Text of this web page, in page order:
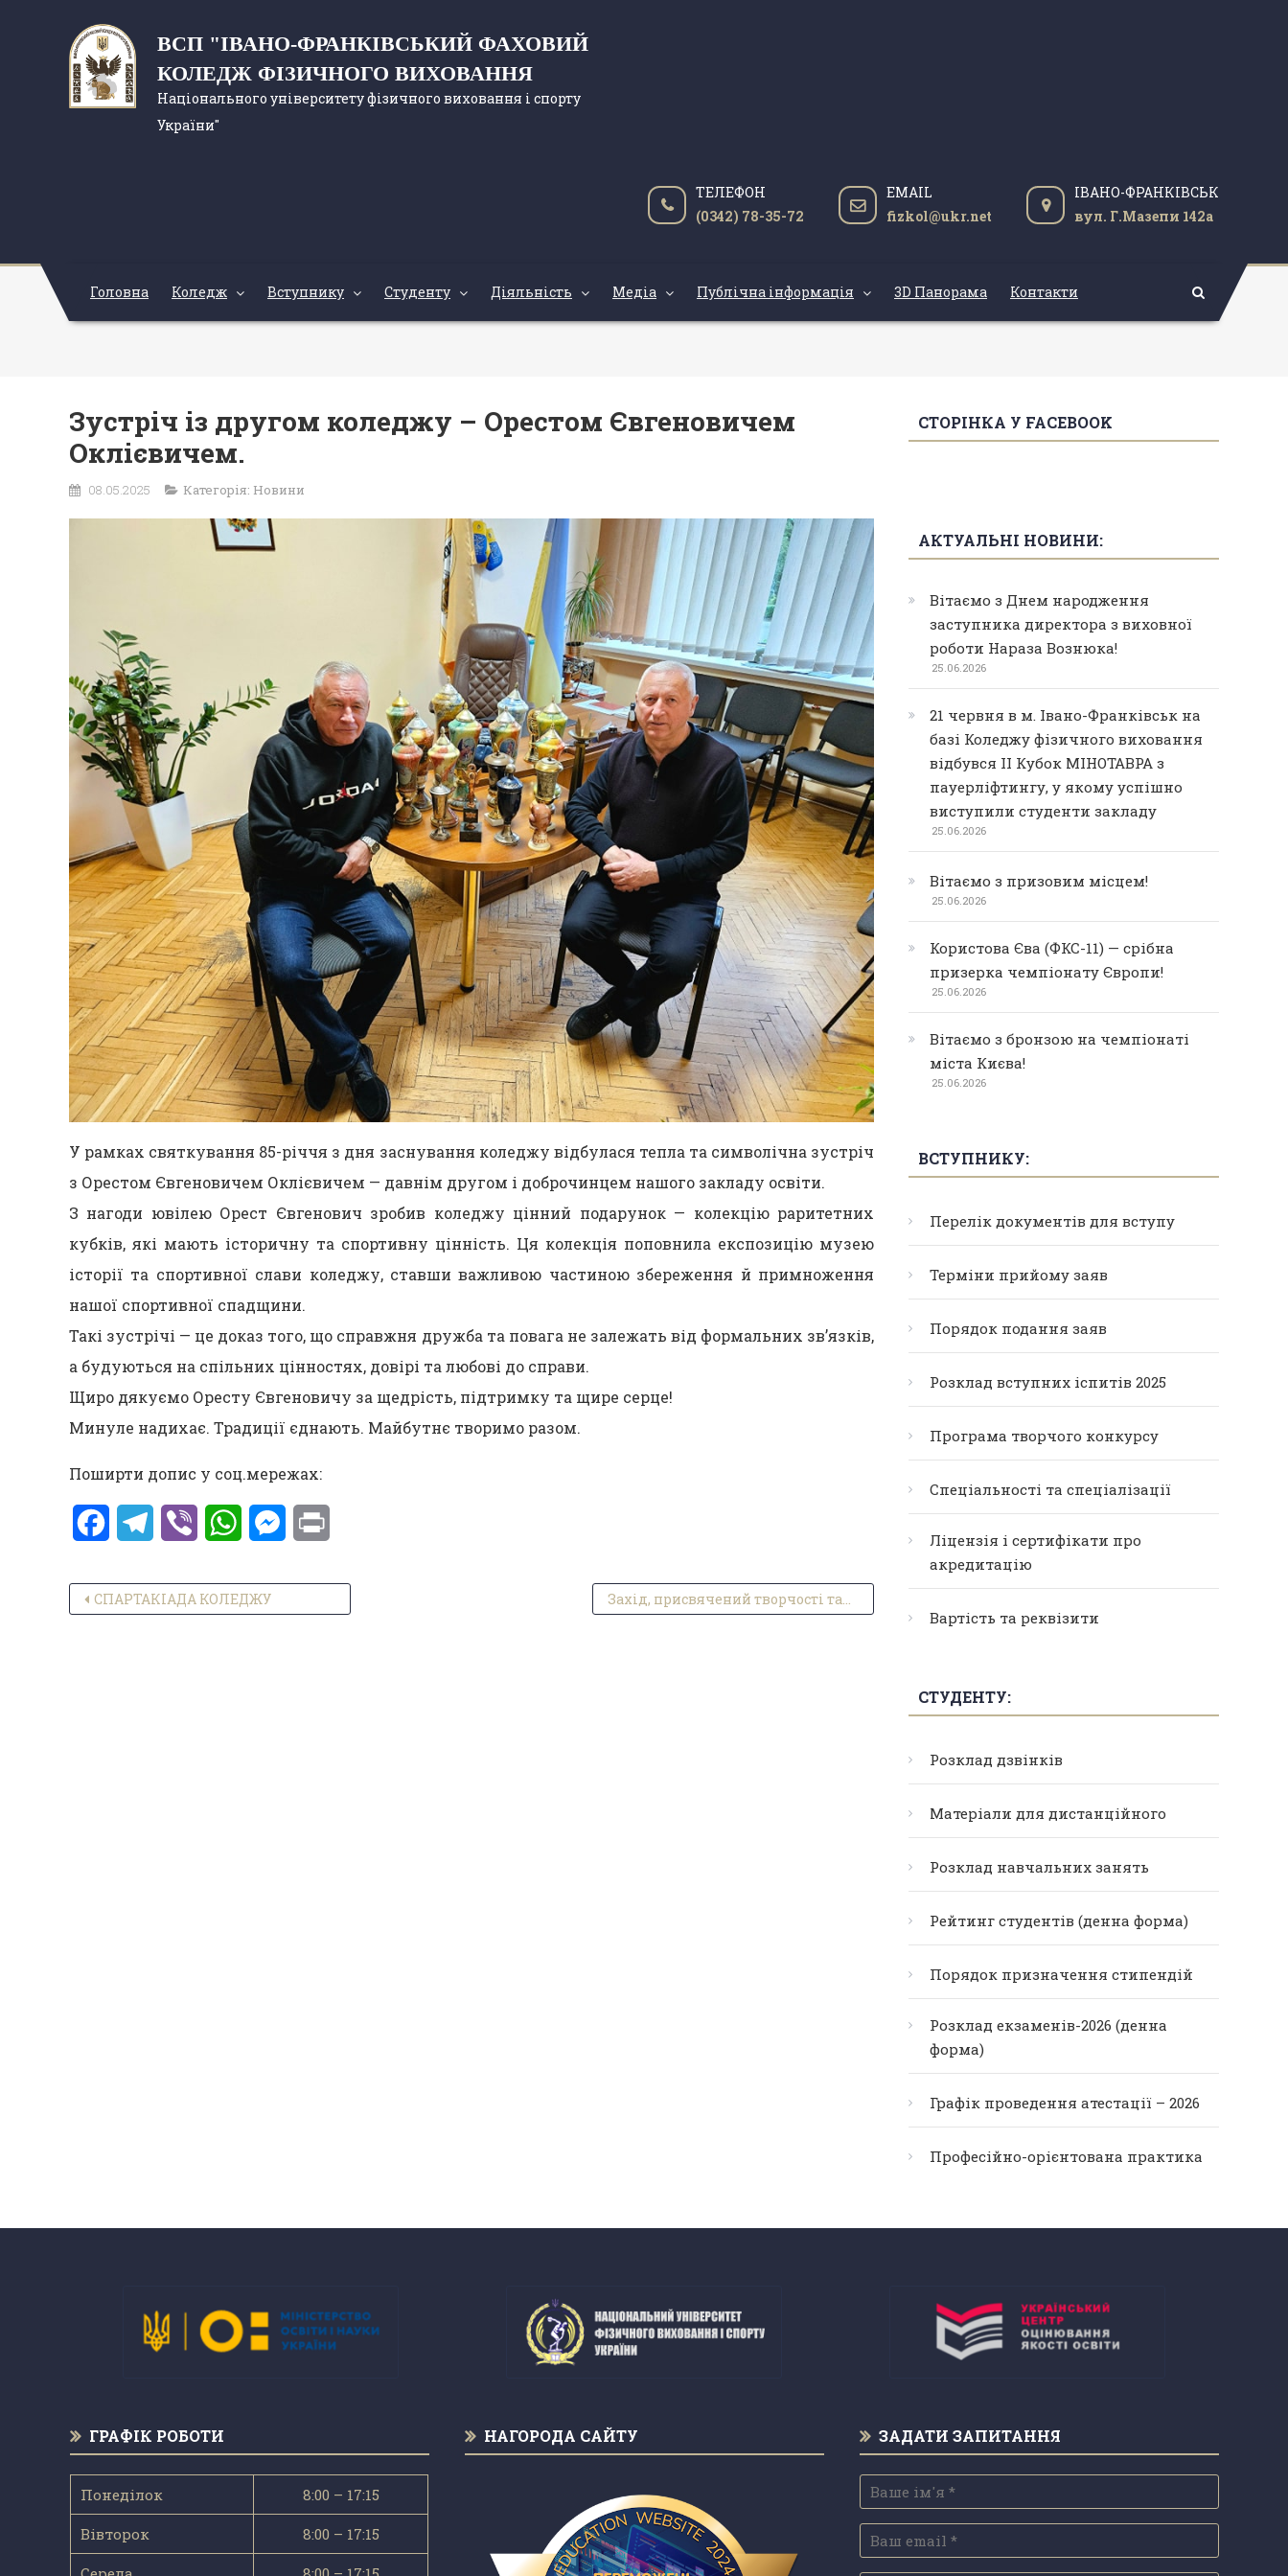
ВСП "ІВАНО-ФРАНКІВСЬКИЙ ФАХОВИЙ
КОЛЕДЖ ФІЗИЧНОГО ВИХОВАННЯ
Національного університету фізичного виховання і спорту
України"
ТЕЛЕФОН
(0342) 78-35-72
EMAIL
fizkol@ukr.net
ІВАНО-ФРАНКІВСЬК
вул. Г.Мазепи 142а
Головна Коледж Вступнику Студенту Діяльність Медіа Публічна інформація 3D Панорама Контакти
Зустріч із другом коледжу – Орестом Євгеновичем
Оклієвичем.
08.05.2025 Категорія: Новини
У рамках святкування 85-річчя з дня заснування коледжу відбулася тепла та символічна зустріч
з Орестом Євгеновичем Оклієвичем — давнім другом і доброчинцем нашого закладу освіти.
З нагоди ювілею Орест Євгенович зробив коледжу цінний подарунок — колекцію раритетних
кубків, які мають історичну та спортивну цінність. Ця колекція поповнила експозицію музею
історії та спортивної слави коледжу, ставши важливою частиною збереження й примноження
нашої спортивної спадщини.
Такі зустрічі — це доказ того, що справжня дружба та повага не залежать від формальних зв’язків,
а будуються на спільних цінностях, довірі та любові до справи.
Щиро дякуємо Оресту Євгеновичу за щедрість, підтримку та щире серце!
Минуле надихає. Традиції єднають. Майбутнє творимо разом.
Поширти допис у соц.мережах:
FacebookTelegram
Viber WhatsAppMessenger
Навігація записів
СПАРТАКІАДА КОЛЕДЖУ Захід, присвячений творчості талановитого поета Богдана Томенчука.
СТОРІНКА У FACEBOOK
АКТУАЛЬНІ НОВИНИ:
Вітаємо з Днем народження
заступника директора з виховної
роботи Нараза Вознюка!
25.06.2026
21 червня в м. Івано-Франківськ на
базі Коледжу фізичного виховання
відбувся ІІ Кубок МІНОТАВРА з
пауерліфтингу, у якому успішно
виступили студенти закладу
25.06.2026
Вітаємо з призовим місцем!
25.06.2026
Користова Єва (ФКС-11) — срібна
призерка чемпіонату Європи!
25.06.2026
Вітаємо з бронзою на чемпіонаті
міста Києва!
25.06.2026
ВСТУПНИКУ:
Перелік документів для вступу
Терміни прийому заяв
Порядок подання заяв
Розклад вступних іспитів 2025
Програма творчого конкурсу
Спеціальності та спеціалізації
Ліцензія і сертифікати про
акредитацію
Вартість та реквізити
СТУДЕНТУ:
Розклад дзвінків
Матеріали для дистанційного
Розклад навчальних занять
Рейтинг студентів (денна форма)
Порядок призначення стипендій
Розклад екзаменів-2026 (денна
форма)
Графік проведення атестації – 2026
Професійно-орієнтована практика
ГРАФІК РОБОТИ
Понеділок 8:00 – 17:15
Вівторок 8:00 – 17:15
НАГОРОДА САЙТУ ЗАДАТИ ЗАПИТАННЯ